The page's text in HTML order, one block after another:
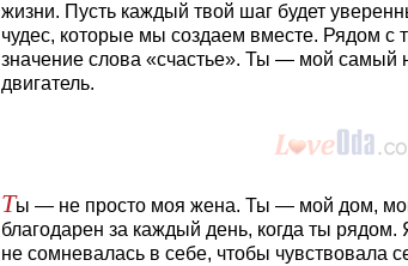
жизни. Пусть каждый твой шаг будет
чудес, которые мы создаем вместе. Рядом с
значение слова «счастье». Ты — мой самый
двигатель.
Ты — не просто моя жена. Ты — мой дом,
благодарен за каждый день, когда ты рядом.
не сомневалась в себе, чтобы чувствовала